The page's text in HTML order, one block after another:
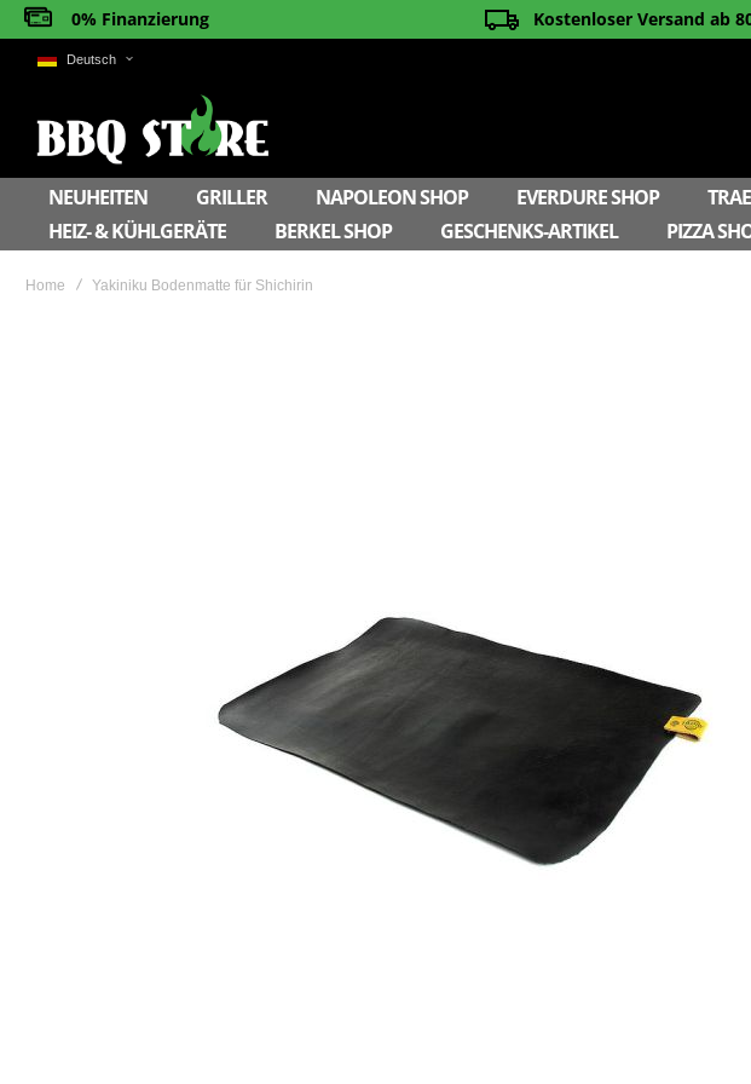
0% Finanzierung Kostenloser Versand ab
Deutsch
NEUHEITEN GRILLER NAPOLEON SHOP EVERDURE SHOP
HEIZ- & KÜHLGERÄTE
BERKEL SHOP GESCHENKS-ARTIKEL PIZZA
Home Yakiniku Bodenmatte für Shichirin